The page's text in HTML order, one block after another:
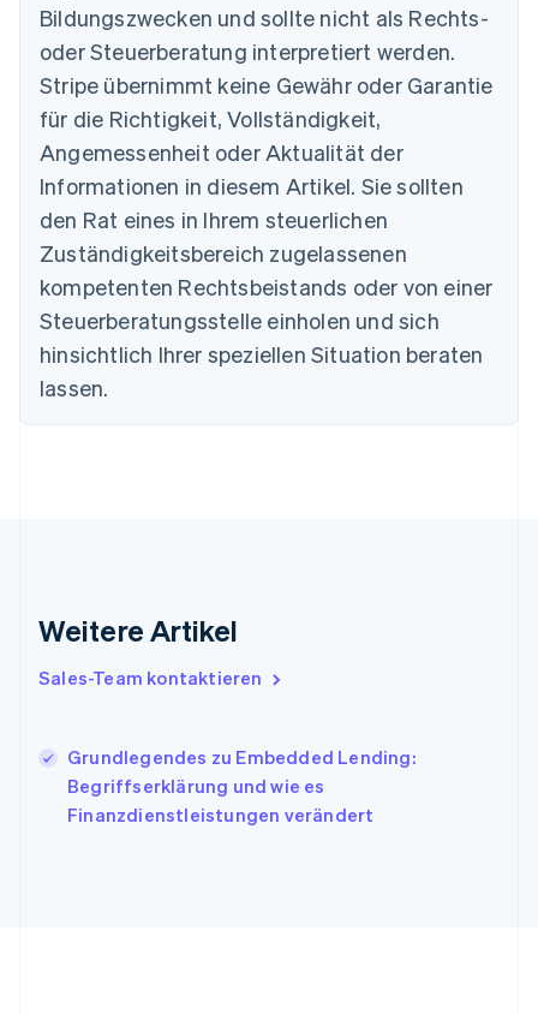
Bildungszwecken und sollte nicht als Rechts-
oder Steuerberatung interpretiert werden.
Stripe übernimmt keine Gewähr oder Garantie
für die Richtigkeit, Vollständigkeit,
Angemessenheit oder Aktualität der
Informationen in diesem Artikel. Sie sollten
den Rat eines in Ihrem steuerlichen
Zuständigkeitsbereich zugelassenen
kompetenten Rechtsbeistands oder von einer
Steuerberatungsstelle einholen und sich
hinsichtlich Ihrer speziellen Situation beraten
lassen.
Weitere Artikel
Sales-Team kontaktieren
Grundlegendes zu Embedded Lending:
Begriffserklärung und wie es
Finanzdienstleistungen verändert
Bulgarien
Dänemark
English
Deutschland
Deutsch English
Estland
English
简体中文English
Finnland
English Svenska
Frankreich
FrançaisEnglish
Gibraltar
Griechenland
English
日本語 English
Kanada
EnglishFrançais
English
Liechtenstein
DeutschEnglish